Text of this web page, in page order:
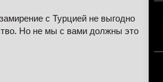
с Турцией не выгодно
Но не мы с вами должны это